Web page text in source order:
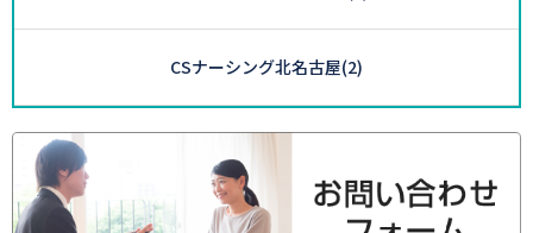
CSナーシング北名古屋(2)